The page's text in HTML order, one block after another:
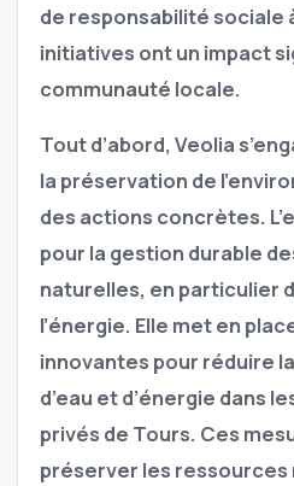
de responsabilité sociale
initiatives ont un impact
communauté locale.
Tout d’abord, Veolia
la préservation de
des actions concrètes.
pour la gestion durable
naturelles, en particulier
l’énergie. Elle met en
innovantes pour réduire
d’eau et d’énergie dans
privés de Tours. Ces
préserver les